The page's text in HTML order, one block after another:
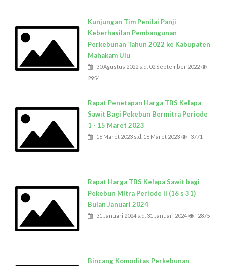
Kunjungan Tim Penilai Panji
Keberhasilan Pembangunan
Perkebunan Tahun 2022 ke Kabupaten
Mahakam Ulu
30 Agustus 2022 s.d. 02 September 2022
2954
Rapat Penetapan Harga TBS Kelapa
Sawit Bagi Pekebun Bermitra Periode
1 - 15 Maret 2023
16 Maret 2023 s.d. 16 Maret 2023 3771
Rapat Harga TBS Kelapa Sawit bagi
Pekebun Mitra Periode II (16 s 31)
Bulan Januari 2024
31 Januari 2024 s.d. 31 Januari 2024 2875
Bincang Komoditas Perkebunan